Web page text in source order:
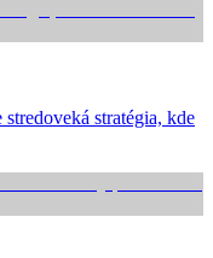
stratégia, kde